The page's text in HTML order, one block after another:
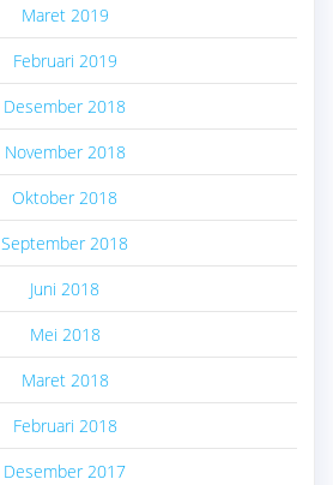
Maret 2019
Februari 2019
Desember 2018
November 2018
Oktober 2018
September 2018
Juni 2018
Mei 2018
Maret 2018
Februari 2018
Desember 2017